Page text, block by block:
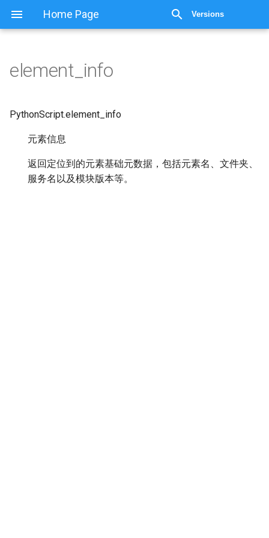
Home Page Versions
显示源代码
element_info
PythonScript.element_info
元素信息
返回定位到的元素基础元数据，包括元素名、文件夹、
服务名以及模块版本等。